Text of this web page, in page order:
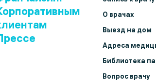
О врачах
Выезд на дом
Адреса
Библиотека
Вопрос врачу